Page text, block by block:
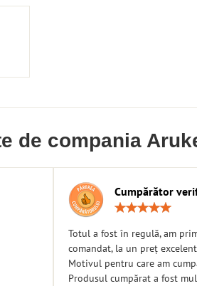
de compania
Cumpărător
Totul a fost în regulă, am
comandat, la un preț
Motivul pentru care am
Produsul cumpărat a fost